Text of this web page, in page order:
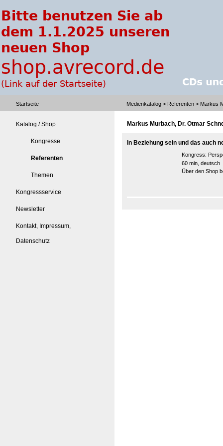
Startseite Medienkatalog > Referenten > Markus
Katalog / Shop
Kongresse
Referenten
Themen
Kongressservice
Newsletter
Kontakt, Impressum,
Datenschutz
Markus Murbach, Dr. Otmar
In Beziehung sein und das auch
Kongress:
60 min, deutsch
Über den Shop